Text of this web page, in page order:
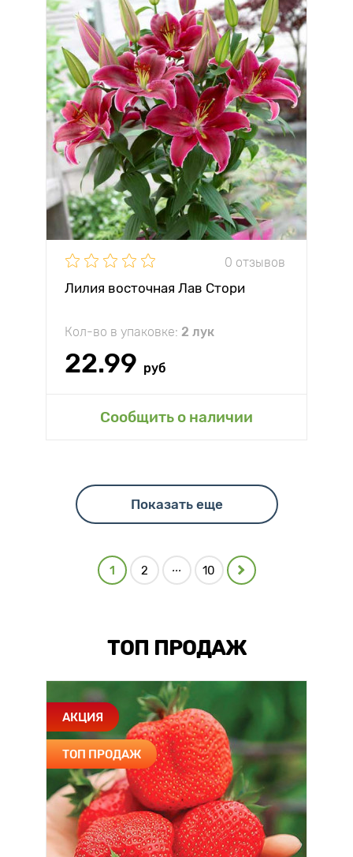
0 отзывов
Лилия восточная Лав Стори
Кол-во в упаковке: 2 лук
22.99 руб
Сообщить о наличии
Показать еще
1 2 ... 10
ТОП ПРОДАЖ
АКЦИЯ
ТОП ПРОДАЖ